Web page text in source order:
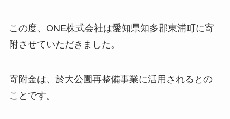
この度、ONE株式会社は愛知県知多郡東浦町に寄
附させていただきました。
寄附金は、於大公園再整備事業に活用されるとの
ことです。